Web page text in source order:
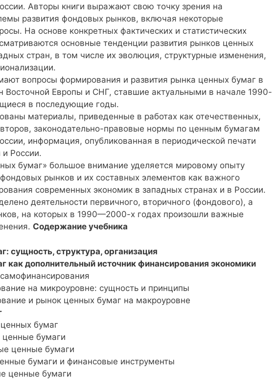
Авторы книги выражают свою точку зрения на
развития фондовых рынков, включая некоторые
На основе конкретных фактических и статистических
основные тенденции развития рынков ценных
стран, в том числе их эволюция, структурные изменения,
вопросы формирования и развития рынка ценных бумаг в
Восточной Европы и СНГ, ставшие актуальными в начале 1990-
в последующие годы.
материалы, приведенные в работах как отечественных,
законодательно-правовые нормы по ценным бумагам
информация, опубликованная в периодической печати
России.
бумаг» большое внимание уделяется мировому опыту
рынков и их составных элементов как важного
современных экономик в западных странах и в России.
деятельности первичного, вторичного (фондового), а
на которых в 1990—2000-х годах произошли важные
Содержание учебника
сущность, структура, организация
как дополнительный источник финансирования экономики
на микроуровне: сущность и принципы
и рынок ценных бумаг на макроуровне
бумаг
ценные бумаги
ценные бумаги
бумаги и финансовые инструменты
ценные бумаги